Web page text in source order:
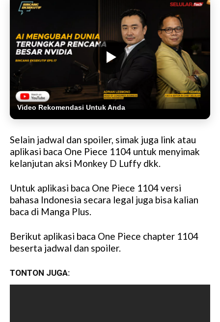
Video Rekomendasi Untuk Anda
Selain jadwal dan spoiler, simak juga link atau
aplikasi baca One Piece 1104 untuk menyimak
kelanjutan aksi Monkey D Luffy dkk.
Untuk aplikasi baca One Piece 1104 versi
bahasa Indonesia secara legal juga bisa kalian
baca di Manga Plus.
Berikut aplikasi baca One Piece chapter 1104
beserta jadwal dan spoiler.
TONTON JUGA: